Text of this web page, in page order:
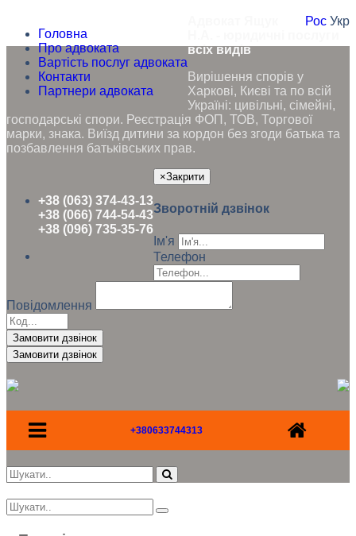
Головна
Про адвоката
Вартість послуг адвоката
Контакти
Партнери адвоката
Рос Укр
всіх видів
Вирішення спорів у
Харкові, Києві та по всій
Україні: цивільні, сімейні,
господарські спори. Реєстрація ФОП, ТОВ, Торгової
марки, знака. Виїзд дитини за кордон без згоди батька та
позбавлення батьківських прав.
+38 (063) 374-43-13
+38 (066) 744-54-43
+38 (096) 735-35-76
×Закрити
Зворотній дзвінок
Ім'я
Телефон
Повідомлення
Замовити дзвінок
+380633744313